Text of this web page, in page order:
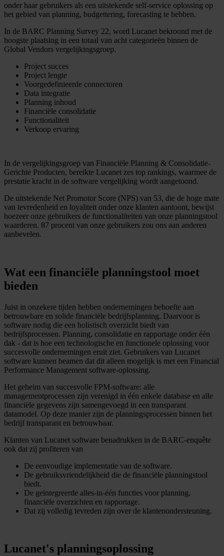
onder haar gebruikers als een uitstekende self-service oplossing op
het gebied van planning, budgettering, forecasting te hebben.
In de BARC Planning Survey 22, word Lucanet bekroond met de
hoogste plaatsing in een totaal van acht categorieën binnen de
Global Vendors vergelijkingsgroep.
Project succes
Project lengte
Voorgedefinieerde connectoren
Data integratie
Planning inhoud
Financiële consolidatie
Functionaliteit
Verkoop ervaring
In de vergelijkingsgroep van Financiële Planning & Consolidatie-
Gerichte Producten, bereikte Lucanet zes top rankings, waarmee de
prestatie kracht in de software vergelijking wordt aangetoond.
De uitstekende Net Promotor Score (NPS) van 53, die de hoge mate
van tevredenheid en loyaliteit onder onze klanten aantoont, bewijst
hoezeer onze gebruikers de functionaliteiten van onze planningstool
waarderen. 87 procent van onze gebruikers zou ons aan anderen
aanbevelen.
Wat een financiële planningstool moet
bieden
Juist in onzekere tijden hebben ondernemingen behoefte aan
betrouwbare en solide financiële bedrijfsplanning. Daarvoor is
software nodig die een holistisch overzicht biedt van
bedrijfsprocessen. Planning, consolidatie en rapportage onder één
dak - dat is hoe een technologische en functionele oplossing voor
succesvolle ondernemingen eruit ziet. Gebruikers van Lucanet
software kunnen beamen dat dit alleen mogelijk is met een Financial
Performance Management software-oplossing.
Het geheim van succesvolle FPM-software: alle
managementprocessen zijn verenigd in één enkele database en alle
financiële gegevens zijn samengevoegd in een transparant
datamodel. Op deze manier zijn de planningsprocessen binnen het
bedrijf transparant en betrouwbaar.
Klanten van Lucanet software benadrukken in de BARC-enquête
ook dat zij profiteren van
De eenvoudige implementatie van de software.
De gebruiksvriendelijkheid die de financiële planningstool
biedt.
De geïntegreerde alles-in-één functies voor planning,
financiële overzichten en rapportage.
Dat zij volledig tevreden zijn over de klantenondersteuning.
Lucanet's planningsoplossing